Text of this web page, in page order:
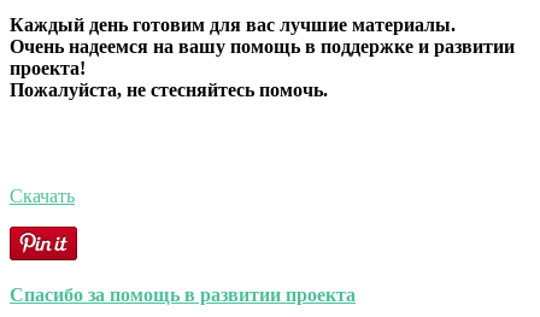
Каждый день готовим для вас лучшие материалы.
Очень надеемся на вашу помощь в поддержке и развитии
проекта!
Пожалуйста, не стесняйтесь помочь.
Скачать
Спасибо за помощь в развитии проекта